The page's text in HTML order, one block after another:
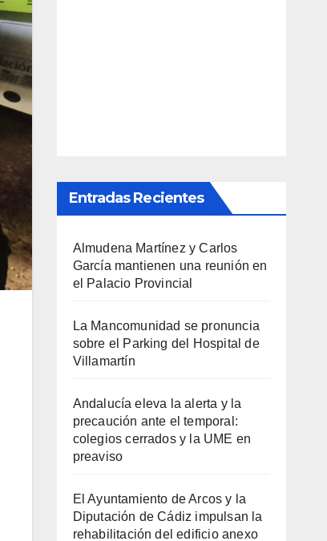
Entradas Recientes
Almudena Martínez y Carlos
García mantienen una reunión en
el Palacio Provincial
La Mancomunidad se pronuncia
sobre el Parking del Hospital de
Villamartín
Andalucía eleva la alerta y la
precaución ante el temporal:
colegios cerrados y la UME en
preaviso
El Ayuntamiento de Arcos y la
Diputación de Cádiz impulsan la
rehabilitación del edificio anexo